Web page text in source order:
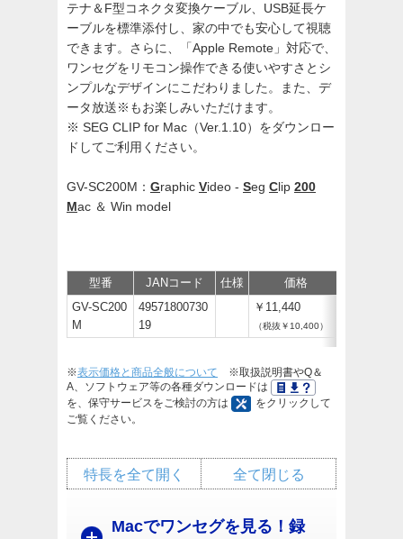
テナ＆F型コネクタ変換ケーブル、USB延長ケ
ーブルを標準添付し、家の中でも安心して視聴
できます。さらに、「Apple Remote」対応で、
ワンセグをリモコン操作できる使いやすさとシ
ンプルなデザインにこだわりました。また、デ
ータ放送※もお楽しみいただけます。
※ SEG CLIP for Mac（Ver.1.10）をダウンロー
ドしてご利用ください。
GV-SC200M： Graphic Video - Seg Clip 200
Mac ＆ Win model
型番 JANコード 仕様 価格
GV-SC200
M
49571800730
19
￥11,440
（税抜￥10,400）
※表示価格と商品全般について ※取扱説明書やQ＆
A、ソフトウェア等の各種ダウンロードは
を、保守サービスをご検討の方は
をクリックして
ご覧ください。
全て閉じる
特長を全て開く
Macでワンセグを見る！録